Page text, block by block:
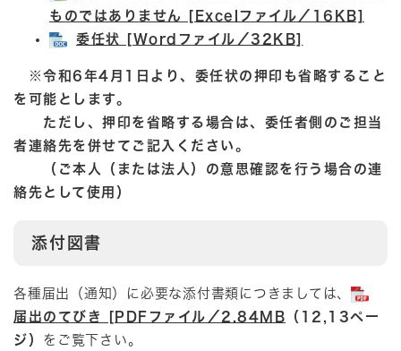
ものではありません [Excelファイル／16KB]
委任状 [Wordファイル／32KB]
​ ※令和6年4月1日より、委任状の押印も省略すること
を可能とします。
ただし、押印を省略する場合は、委任者側のご担当
者連絡先を併せてご記入ください。
（ご本人（または法人）の意思確認を行う場合の連
絡先として使用）
添付図書
各種届出（通知）に必要な添付書類につきましては、
届出のてびき [PDFファイル／2.84MB （12,
13ペー
ジ） をご覧下さい。